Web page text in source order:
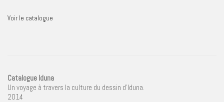
Voir le catalogue
Catalogue Iduna
Un voyage à travers la culture du dessin d’Iduna.
2014